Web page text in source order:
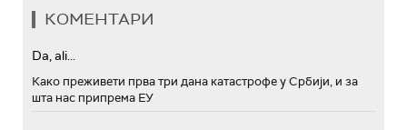
КОМЕНТАРИ
Da, ali...
Како преживети прва три дана катастрофе у Србији, и за
шта нас припрема ЕУ